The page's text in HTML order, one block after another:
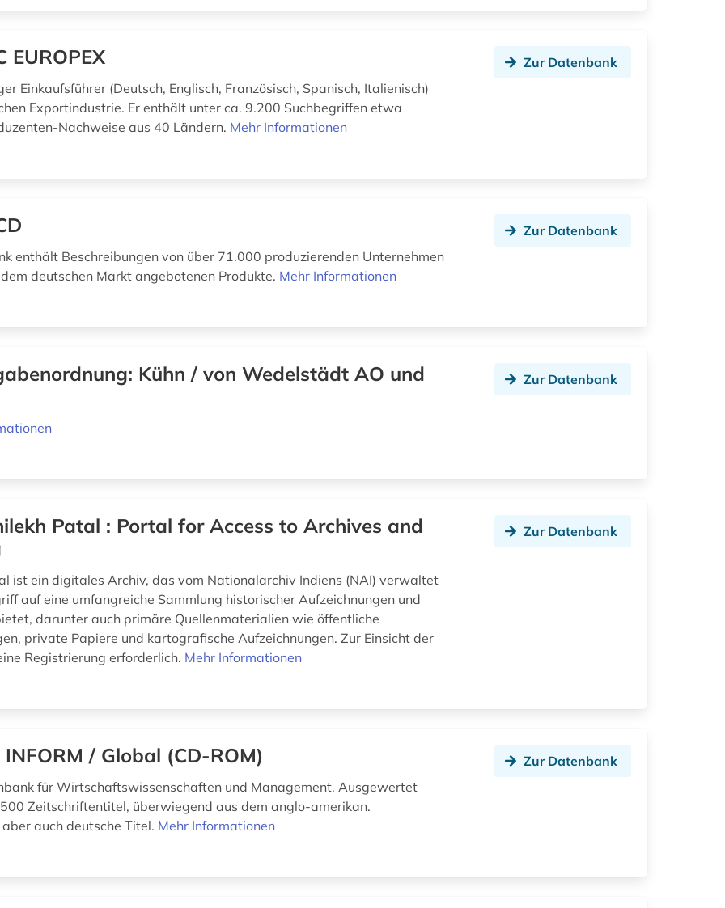
EUROPEX
Einkaufsführer (Deutsch, Englisch, Französisch, Spanisch, Italienisch)
Exportindustrie. Er enthält unter ca. 9.200 Suchbegriffen etwa
Nachweise aus 40 Ländern. Mehr Informationen
Zur Datenbank
enthält Beschreibungen von über 71.000 produzierenden Unternehmen
deutschen Markt angebotenen Produkte. Mehr Informationen
Zur Datenbank
Kühn / von Wedelstädt AO und
Zur Datenbank
Patal : Portal for Access to Archives and
ist ein digitales Archiv, das vom Nationalarchiv Indiens (NAI) verwaltet
auf eine umfangreiche Sammlung historischer Aufzeichnungen und
darunter auch primäre Quellenmaterialien wie öffentliche
private Papiere und kartografische Aufzeichnungen. Zur Einsicht der
Registrierung erforderlich. Mehr Informationen
Zur Datenbank
/ Global (CD-ROM)
für Wirtschaftswissenschaften und Management. Ausgewertet
Zeitschriftentitel, überwiegend aus dem anglo-amerikan.
auch deutsche Titel. Mehr Informationen
Zur Datenbank